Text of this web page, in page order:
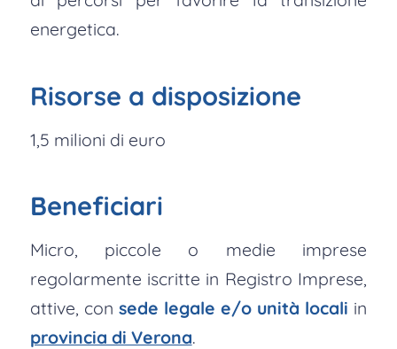
energetica.
Risorse a disposizione
1,5 milioni di euro
Beneficiari
Micro, piccole o medie imprese
regolarmente iscritte in Registro Imprese,
attive, con sede legale e/o unità locali in
provincia di Verona.